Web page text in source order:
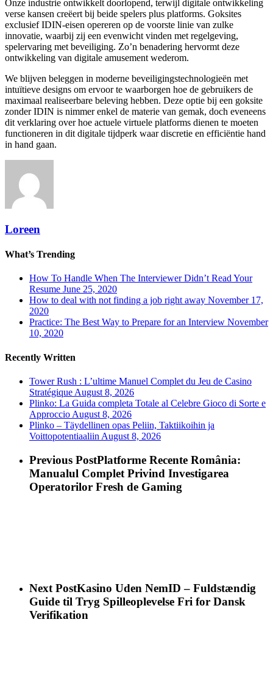
Onze industrie ontwikkelt doorlopend, terwijl digitale ontwikkeling
verse kansen creëert bij beide spelers plus platforms. Goksites
exclusief IDIN-eisen opereren op de voorste linie van zulke
innovatie, waarbij zij een evenwicht vinden met regelgeving,
spelervaring met beveiliging. Zo’n benadering hervormt deze
ontwikkeling van digitale amusement wederom.
We blijven beleggen in moderne beveiligingstechnologieën met
intuïtieve designs om ervoor te waarborgen hoe de gebruikers de
maximaal realiseerbare beleving hebben. Deze optie bij een goksite
zonder IDIN is nimmer enkel de materie van gemak, doch eveneens
dit verklaring over hoe actuele virtuele platforms dienen te moeten
functioneren in dit digitale tijdperk waar discretie en efficiëntie hand
in hand gaan.
Loreen
What’s Trending
How To Handle When The Interviewer Didn’t Read Your
Resume June 25, 2020
How to deal with not finding a job right away November 17,
2020
Practice: The Best Way to Prepare for an Interview November
10, 2020
Recently Written
Tower Rush : L’ultime Manuel Complet du Jeu de Casino
Stratégique August 8, 2026
Plinko: La Guida completa Totale al Celebre Gioco di Sorte e
Approccio August 8, 2026
Plinko – Täydellinen opas Peliin, Taktiikoihin ja
Voittopotentiaaliin August 8, 2026
Previous PostPlatforme Recente România:
Manualul Complet Privind Investigarea
Operatorilor Fresh de Gaming
Next PostKasino Uden NemID – Fuldstændig
Guide til Tryg Spilleoplevelse Fri for Dansk
Verifikation